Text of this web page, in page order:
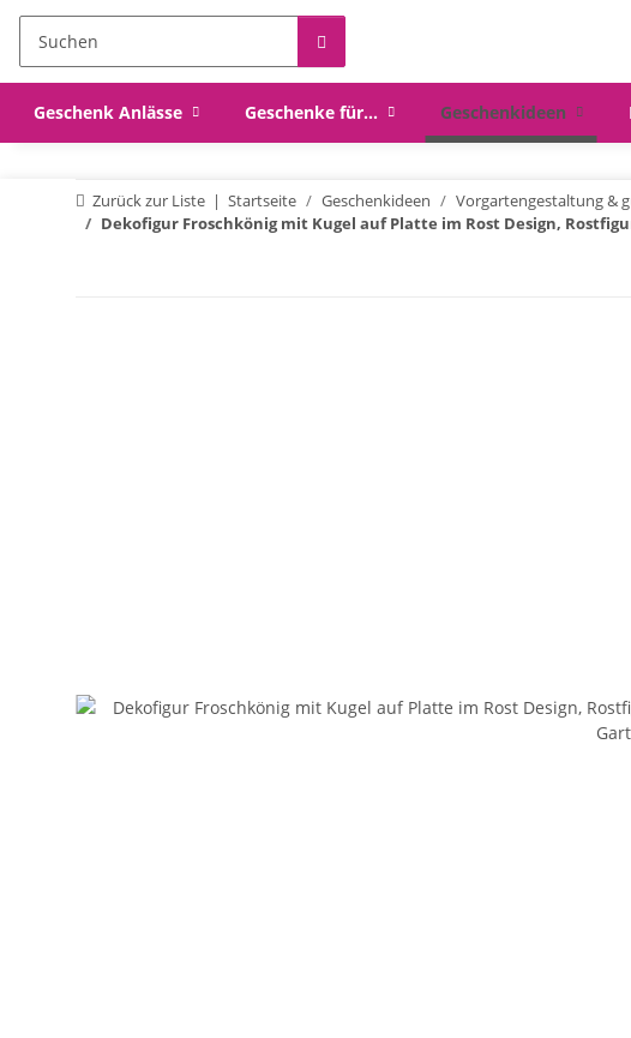
Geschenk Anlässe Geschenke für... Geschenkideen
Zurück zur Liste Startseite Geschenkideen
Vorgartengestaltung &
Dekofigur Froschkönig mit Kugel auf Platte im Rost Design,